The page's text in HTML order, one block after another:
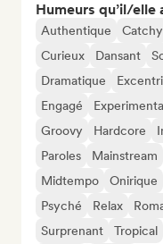
Humeurs qu’il/elle
Authentique Catchy
Curieux
Dansant
Dramatique
Engagé
Groovy
Hardcore
Paroles
Mainstream
Midtempo
Onirique
Psyché
Relax
Surprenant
Tropical